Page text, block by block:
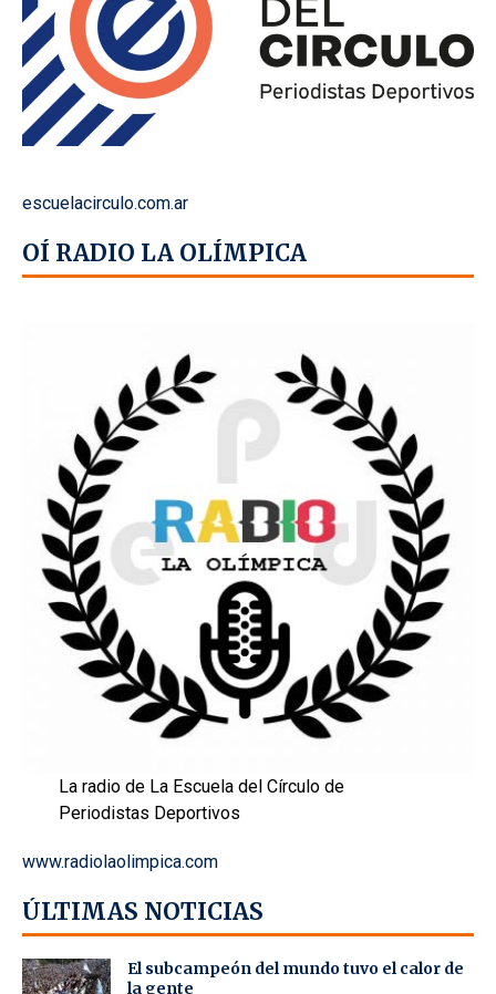
escuelacirculo.com.ar
OÍ RADIO LA OLÍMPICA
La radio de La Escuela del Círculo de
Periodistas Deportivos
www.radiolaolimpica.com
ÚLTIMAS NOTICIAS
El subcampeón del mundo tuvo el calor de
la gente